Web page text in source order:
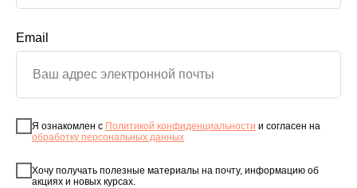
Email
Я ознакомлен с Политикой конфиденциальности и согласен на
обработку персональных данных
Хочу получать полезные материалы на почту, информацию об
акциях и новых курсах.